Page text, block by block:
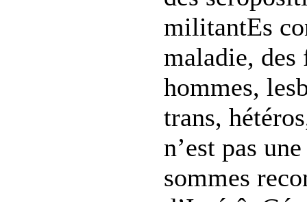
militantEs
maladie, des
hommes,
trans,
n’est pas
sommes